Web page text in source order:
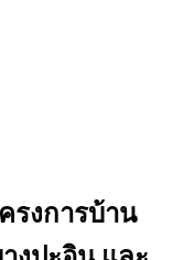
รงการบ้าน